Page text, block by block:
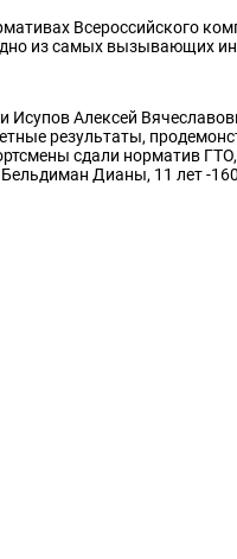
Всероссийского
из самых вызывающих
Алексей
результаты,
сдали норматив
Дианы, 11 лет -